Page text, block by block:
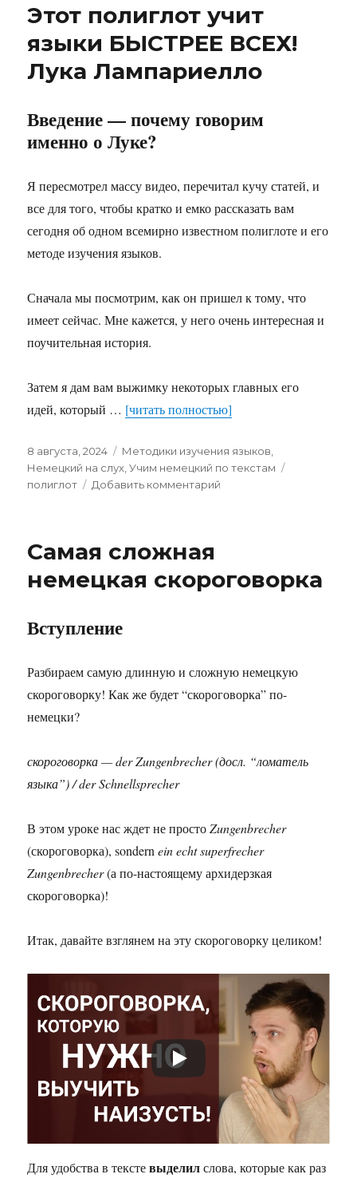
большой
Этот полиглот учит
языки БЫСТРЕЕ ВСЕХ!
Лука Лампариелло
Введение — почему говорим
именно о Луке?
Я пересмотрел массу видео, перечитал кучу статей, и
все для того, чтобы кратко и емко рассказать вам
сегодня об одном всемирно известном полиглоте и его
методе изучения языков.
Сначала мы посмотрим, как он пришел к тому, что
имеет сейчас. Мне кажется, у него очень интересная и
поучительная история.
Затем я дам вам выжимку некоторых главных его
идей, который … [читать полностью]
Опубликовано
8 августа, 2024 Рубрики
Методики изучения языков
Немецкий на слух ,Учим немецкий по текстам
полиглот
Добавить комментарий
БЫСТРЕЕ
Самая сложная
немецкая скороговорка
Вступление
Разбираем самую длинную и сложную немецкую
скороговорку! Как же будет “скороговорка” по-
немецки?
скороговорка — der Zungenbrecher (досл. “ломатель
языка”) / der Schnellsprecher
В этом уроке нас ждет не простоZungenbrecher
(скороговорка), sondernein echt superfrecher
Zungenbrecher(а по-настоящему архидерзкая
скороговорка)!
Итак, давайте взглянем на эту скороговорку целиком!
Для удобства в текстевыделилслова, которые как раз